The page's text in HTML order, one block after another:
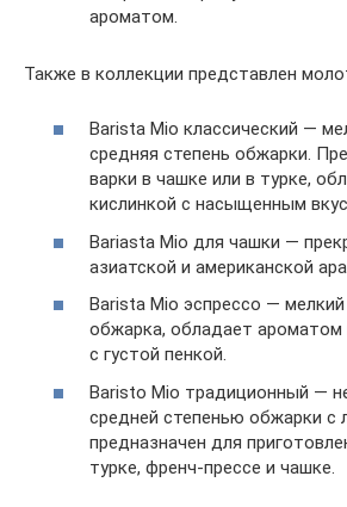
ароматом.
Также в коллекции представлен
Barista Mio классический —
средняя степень обжарки.
варки в чашке или в турке,
кислинкой с насыщенным
Bariasta Mio для чашки —
азиатской и американской
Barista Mio эспрессо —
обжарка, обладает ароматом
с густой пенкой.
Baristo Mio традиционный —
средней степенью обжарки с
предназначен для
турке, френч-прессе и чашке.